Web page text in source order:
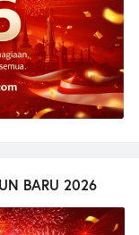
BARU 2026